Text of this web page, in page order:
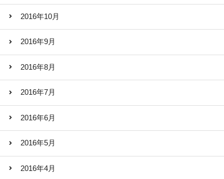
2016年10月
2016年9月
2016年8月
2016年7月
2016年6月
2016年5月
2016年4月